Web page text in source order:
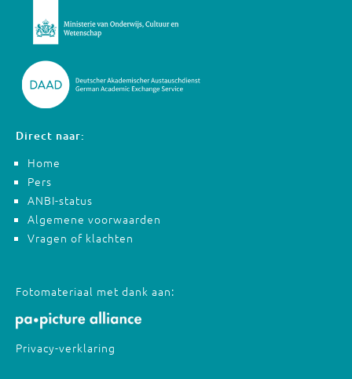
Direct naar:
Home
Pers
ANBI-status
Algemene voorwaarden
Vragen of klachten
Fotomateriaal met dank aan:
Privacy-verklaring